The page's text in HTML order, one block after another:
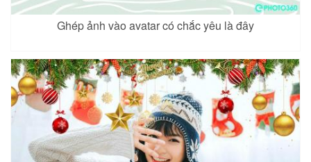
Ghép ảnh vào avatar có chắc yêu là đây